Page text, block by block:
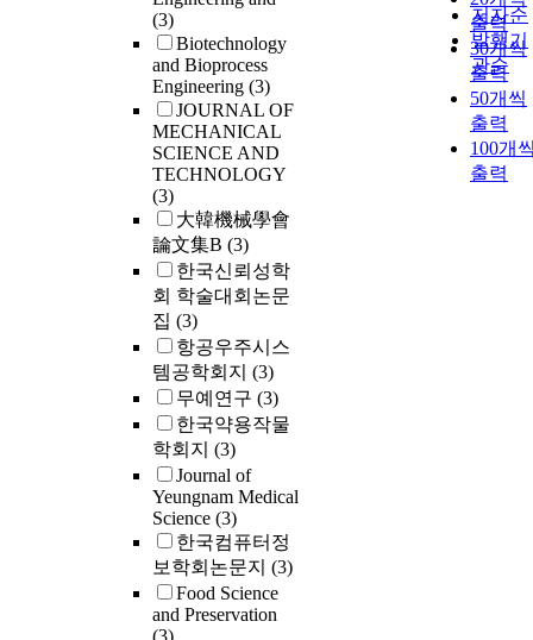
(3)
Biotechnology
and Bioprocess
Engineering (3)
JOURNAL OF
MECHANICAL
SCIENCE AND
TECHNOLOGY
(3)
大韓機械學會
論文集B (3)
한국신뢰성학
회 학술대회논문
집 (3)
항공우주시스
템공학회지 (3)
무예연구 (3)
한국약용작물
학회지 (3)
Journal of
Yeungnam Medical
Science (3)
한국컴퓨터정
보학회논문지 (3)
Food Science
and Preservation
저자순
발행기
관순
출력
30개씩
출력
50개씩
출력
100개
출력